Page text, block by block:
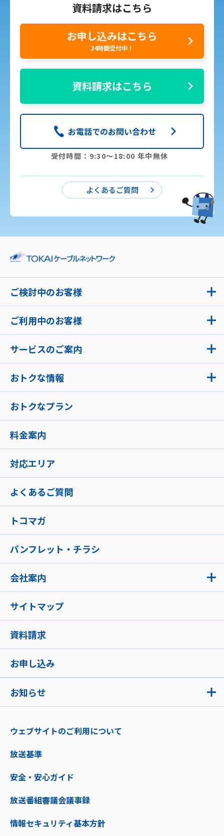
資料請求はこちら
お申し込みはこちら
24時間受付中！
資料請求はこちら
お電話でのお問い合わせ
受付時間：9:30〜18:00 年中無休
よくあるご質問
ご検討中のお客様
お知らせ
ご利用中のお客様
サービスのご案内
おトクな情報
おトクなプラン
料金案内
対応エリア
よくあるご質問
トコマガ
パンフレット・チラシ
会社案内
サイトマップ
資料請求
お申し込み
ウェブサイトのご利用について
放送基準
安全・安心ガイド
放送番組審議会議事録
情報セキュリティ基本方針